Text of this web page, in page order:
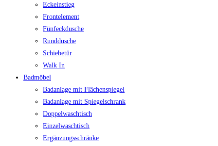
Eckeinstieg
Frontelement
Fünfeckdusche
Runddusche
Schiebetür
Walk In
Badmöbel
Badanlage mit Flächenspiegel
Badanlage mit Spiegelschrank
Doppelwaschtisch
Einzelwaschtisch
Ergänzungsschränke